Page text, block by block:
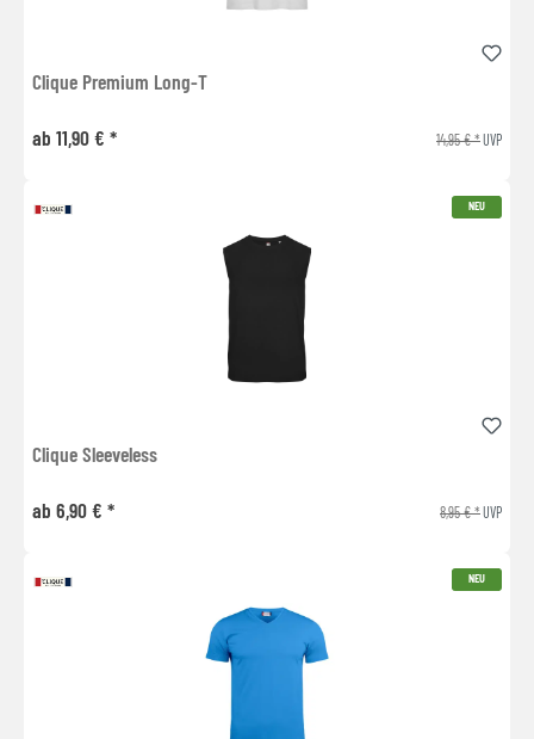
Clique Premium Long-T
ab 11,90 € * 14,95 € *UVP
NEU
Clique Sleeveless
ab 6,90 € * 8,95 € *UVP
NEU